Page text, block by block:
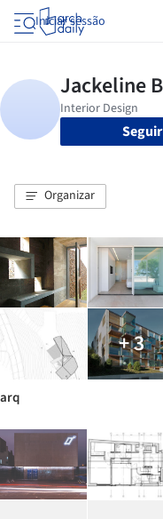
Iniciar sessão
Seguir
Organizar
+ 3
arq